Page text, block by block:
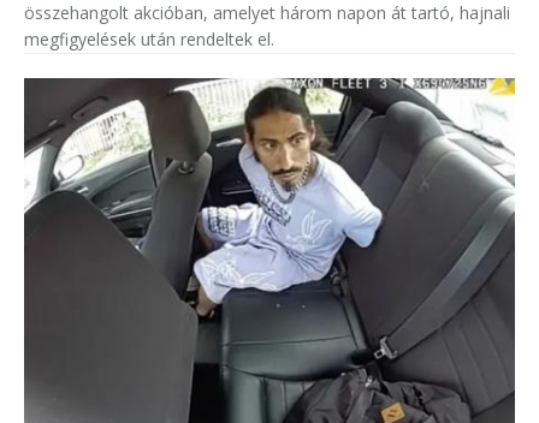
összehangolt akcióban, amelyet három napon át tartó, hajnali
megfigyelések után rendeltek el.